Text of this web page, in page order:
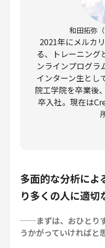
和田拓弥（
2021年にメルカ
る、トレーニング
ンラインプログ
インターン生とし
院工学院を卒業後
卒入社。現在は
多面的な分析によ
り多くの人に適切
──まずは、おひとり
うかがっていければと